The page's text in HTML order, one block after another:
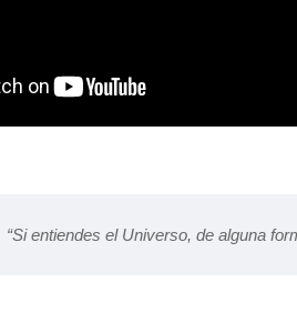
“Si entiendes el Universo, de alguna